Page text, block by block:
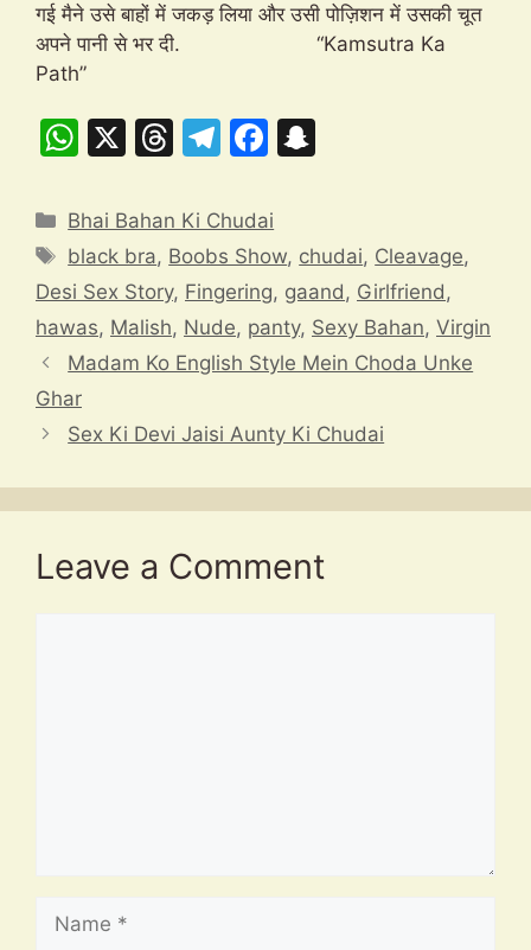
गई मैने उसे बाहों में जकड़ लिया और उसी पोज़िशन में उसकी चूत
अपने पानी से भर दी. “Kamsutra Ka
Path”
W
at
s
A
p
p
X
T
e
a
d
s
T
e
gr
a
m
F
c
e
b
o
o
p
c
h
at
Categories
Bhai Bahan Ki Chudai
Tags
black bra, Boobs Show, chudai, Cleavage,
Desi Sex Story, Fingering, gaand, Girlfriend,
hawas, Malish, Nude, panty, Sexy Bahan, Virgin
Madam Ko English Style Mein Choda Unke
Ghar
Sex Ki Devi Jaisi Aunty Ki Chudai
Leave a Comment
Name